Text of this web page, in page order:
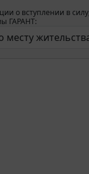
о вступлении в
ГАРАНТ: